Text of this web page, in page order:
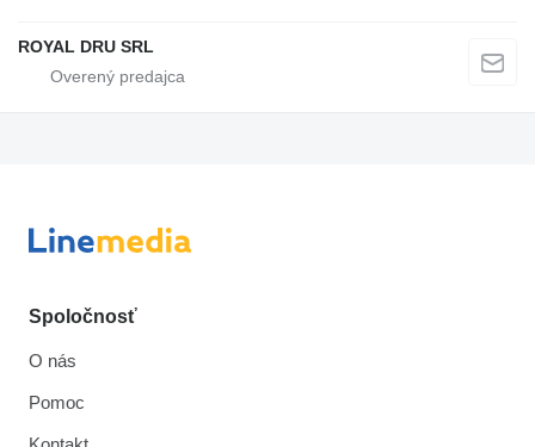
ROYAL DRU SRL
Spoločnosť
O nás
Pomoc